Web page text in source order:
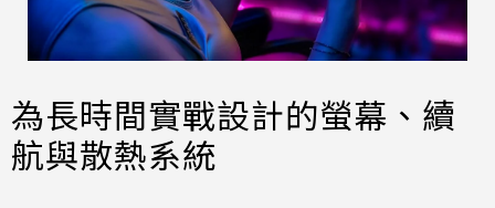
為長時間實戰設計的螢幕、續
航與散熱系統